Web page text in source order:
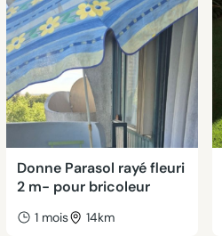
Donne Parasol rayé fleuri
2 m- pour bricoleur
1 mois 14km